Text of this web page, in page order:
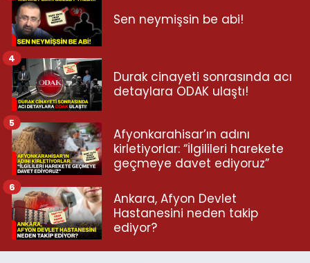
Sen neymişsin be abi!
Durak cinayeti sonrasında acı
detaylara ODAK ulaştı!
4
Afyonkarahisar’ın adını
kirletiyorlar: “İlgilileri harekete
geçmeye davet ediyoruz”
5
Ankara, Afyon Devlet
Hastanesini neden takip
ediyor?
6